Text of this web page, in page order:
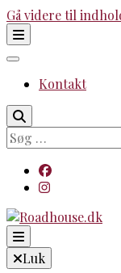
Gå videre til
Kontakt
Søg
efter:
Because no good
Luk